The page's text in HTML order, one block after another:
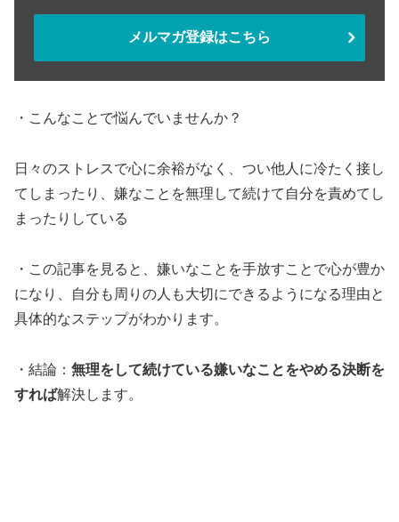
メルマガ登録はこちら
・こんなことで悩んでいませんか？
日々のストレスで心に余裕がなく、つい他人に冷たく接し
てしまったり、嫌なことを無理して続けて自分を責めてし
まったりしている
・この記事を見ると、嫌いなことを手放すことで心が豊か
になり、自分も周りの人も大切にできるようになる理由と
具体的なステップがわかります。
・結論： 無理をして続けている嫌いなことをやめる決断を
すれば解決します。